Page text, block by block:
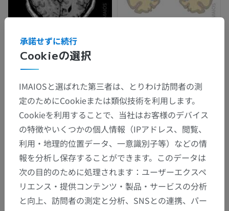
Cookieの選択
承諾せずに続行
IMAIOSと選ばれた第三者は、とりわけ訪問者の測
定のためにCookieまたは類似技術を利用します。
Cookieを利用することで、当社はお客様のデバイス
の特徴やいくつかの個人情報（IPアドレス、閲覧、
利用・地理的位置データ、一意識別子等）などの情
報を分析し保存することができます。このデータは
次の目的のために処理されます：ユーザーエクスペ
リエンス・提供コンテンツ・製品・サービスの分析
と向上、訪問者の測定と分析、SNSとの連携、パー